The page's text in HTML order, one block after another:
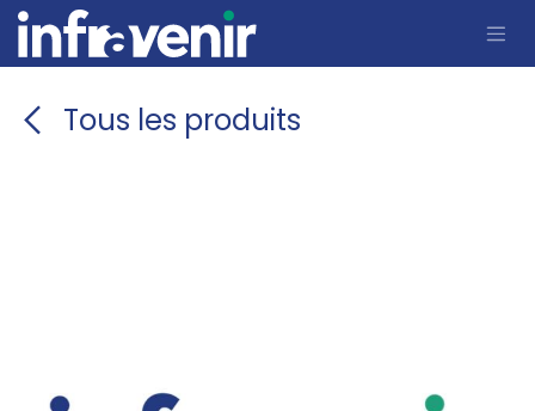
Se rendre au contenu
Tous les produits